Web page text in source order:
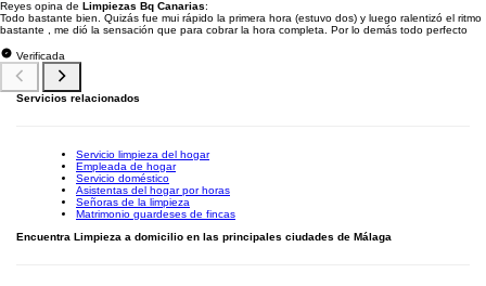
Reyes opina de Limpiezas Bq Canarias:
Todo bastante bien. Quizás fue mui rápido la primera hora (estuvo dos) y luego ralentizó el ritmo
bastante , me dió la sensación que para cobrar la hora completa. Por lo demás todo perfecto
Verificada
Servicios relacionados
Servicio limpieza del hogar
Empleada de hogar
Servicio doméstico
Asistentas del hogar por horas
Señoras de la limpieza
Matrimonio guardeses de fincas
Encuentra Limpieza a domicilio en las principales ciudades de Málaga